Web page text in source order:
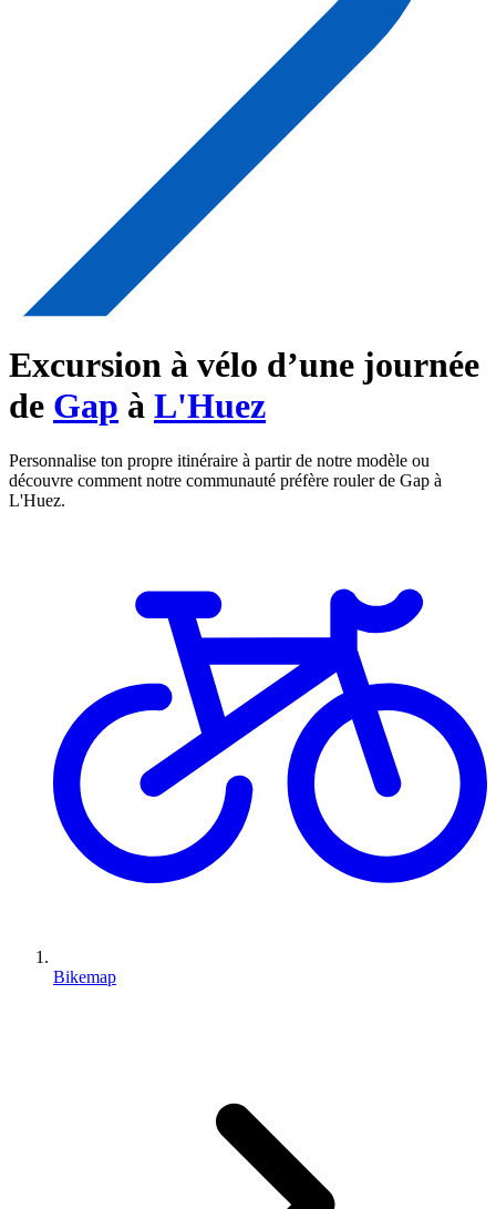
Excursion à vélo d’une journée
de Gap à L'Huez
Personnalise ton propre itinéraire à partir de notre modèle ou
découvre comment notre communauté préfère rouler de Gap à
L'Huez.
Bikemap